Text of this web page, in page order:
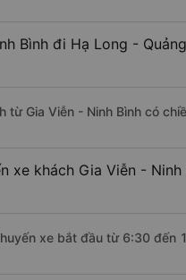
Bình đi Hạ Long -
Gia Viễn - Ninh Bình có
xe khách Gia Viễn -
xe bắt đầu từ 6:30 đến